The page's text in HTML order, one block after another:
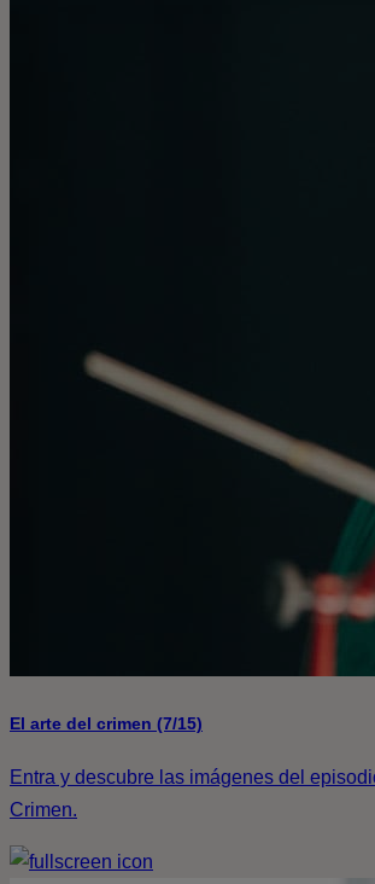
El arte del crimen (7/15)
Entra y descubre las imágenes del
Crimen.